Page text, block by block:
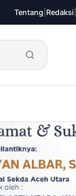
Tentang Redaksi